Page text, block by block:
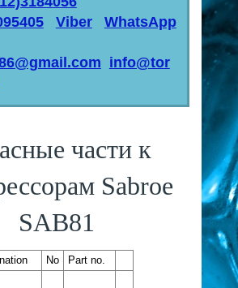
Viber
WhatsApp
info@tor
части к
Sabroe
SAB81
No Part no.